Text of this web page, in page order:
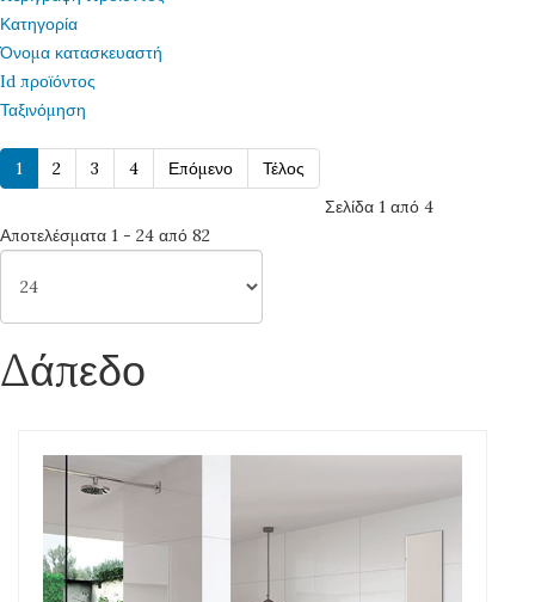
Κατηγορία
Όνομα κατασκευαστή
Id προϊόντος
Ταξινόμηση
1 2 3 4 Επόμενο
Τέλος
Σελίδα 1 από 4
Αποτελέσματα 1 - 24 από 82
Δάπεδο